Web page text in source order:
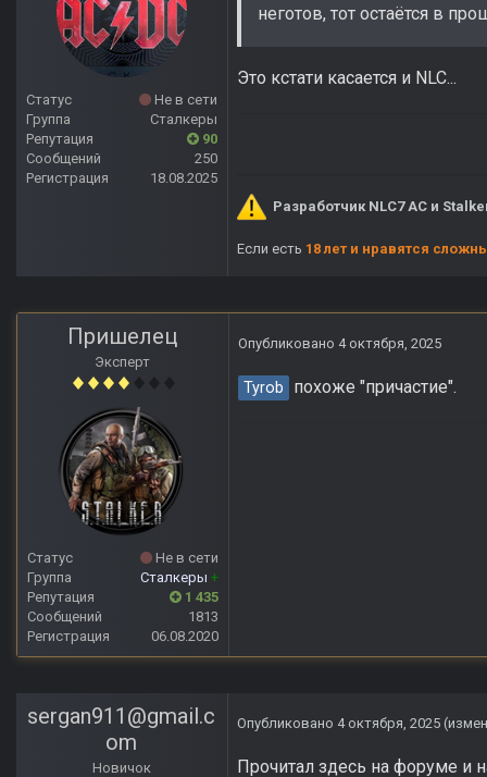
Статус
Не в сети
Группа
Сталкеры
Репутация
90
Сообщений
250
Регистрация
18.08.2025
неготов, тот остаётся в
Это кстати касается и NLC...
Разработчик NLC7 AC и
Если есть 18 лет и нравятся
Пришелец
Эксперт
Статус
Не в сети
Группа
Сталкеры +
Репутация
1 435
Сообщений
1813
Регистрация
06.08.2020
Опубликовано 4 октября, 2025
Tyrob похоже "причастие".
sergan911@gmail.c
om
Новичок
Опубликовано 4 октября, 2025
Прочитал здесь на форуме и